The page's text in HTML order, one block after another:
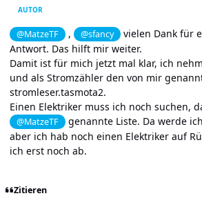
AUTOR
@MatzeTF , @sfancy
vielen Dank für
Antwort. Das hilft mir weiter.
Damit ist für mich jetzt mal klar, ich
und als Stromzähler den von mir
stromleser.tasmota2.
Einen Elektriker muss ich noch suchen,
@MatzeTF
genannte Liste. Da werde
aber ich hab noch einen Elektriker auf
ich erst noch ab.
Zitieren